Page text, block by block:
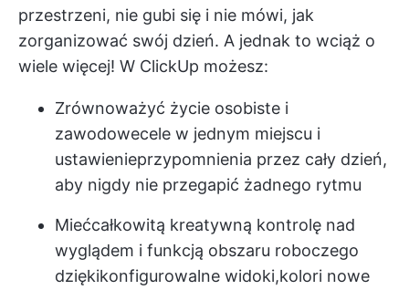
przestrzeni, nie gubi się i nie mówi, jak
zorganizować swój dzień. A jednak to wciąż o
wiele więcej! W ClickUp możesz:
Zrównoważyć życie osobiste i
zawodowecele w jednym miejscu i
ustawienieprzypomnienia przez cały dzień,
aby nigdy nie przegapić żadnego rytmu
Miećcałkowitą kreatywną kontrolę nad
wyglądem i funkcją obszaru roboczego
dziękikonfigurowalne widoki,kolori nowe